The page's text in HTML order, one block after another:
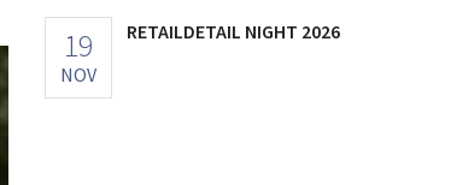
19
NOV
RETAILDETAIL NIGHT 2026